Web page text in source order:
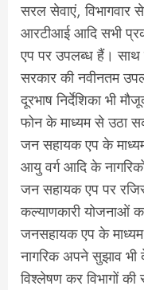
सरल सेवाएं, विभागवार
आरटीआई आदि सभी
एप पर उपलब्ध हैं। साथ
सरकार की नवीनतम
दूरभाष निर्देशिका भी
फोन के माध्यम से उठा
जन सहायक एप के माध्यम
आयु वर्ग आदि के
जन सहायक एप पर
कल्याणकारी योजनाओं
जनसहायक एप के माध्यम
नागरिक अपने सुझाव भी
विश्लेषण कर विभागों